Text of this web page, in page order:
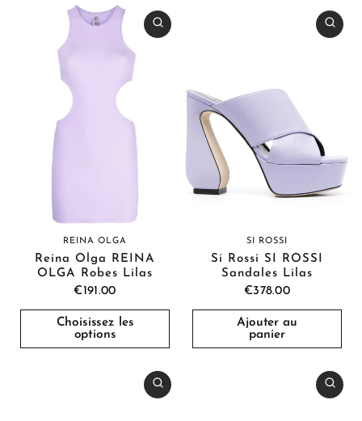
REINA OLGA
Reina Olga REINA
OLGA Robes Lilas
€191.00
Choisissez les
options
SI ROSSI
Si Rossi SI ROSSI
Sandales Lilas
€378.00
Ajouter au
panier